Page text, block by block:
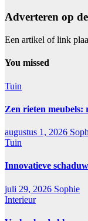
Adverteren op
Een artikel of link
You missed
Tuin
Zen rieten meubels:
augustus 1, 2026
Tuin
Innovatieve
juli 29, 2026 Sophie
Interieur